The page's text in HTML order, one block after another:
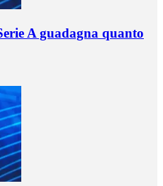
A guadagna quanto